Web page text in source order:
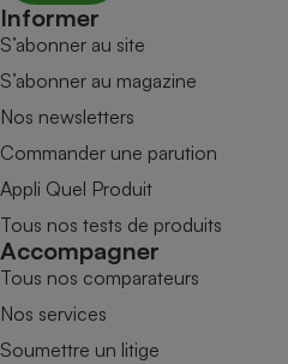
Informer
S’abonner au site
S’abonner au magazine
Nos newsletters
Commander une parution
Appli Quel Produit
Tous nos tests de produits
Accompagner
Tous nos comparateurs
Nos services
Soumettre un litige